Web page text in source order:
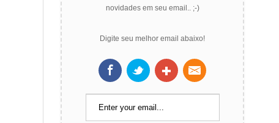
novidades em seu email.. ;-)
Digite seu melhor email abaixo!